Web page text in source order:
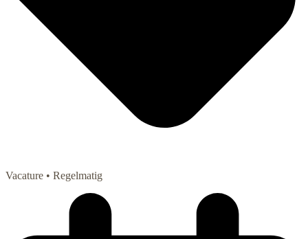
Vacature • Regelmatig